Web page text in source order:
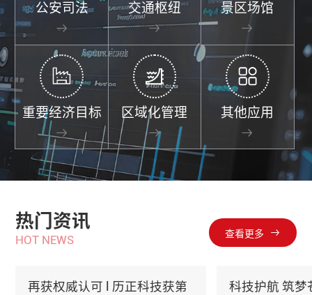
公安司法 交通枢纽 景区场馆
重要经济目标 区域化管理 其他应用
热门资讯
HOT NEWS
查看更多
再获权威认可 l 历正科技获第
科技护航 筑梦